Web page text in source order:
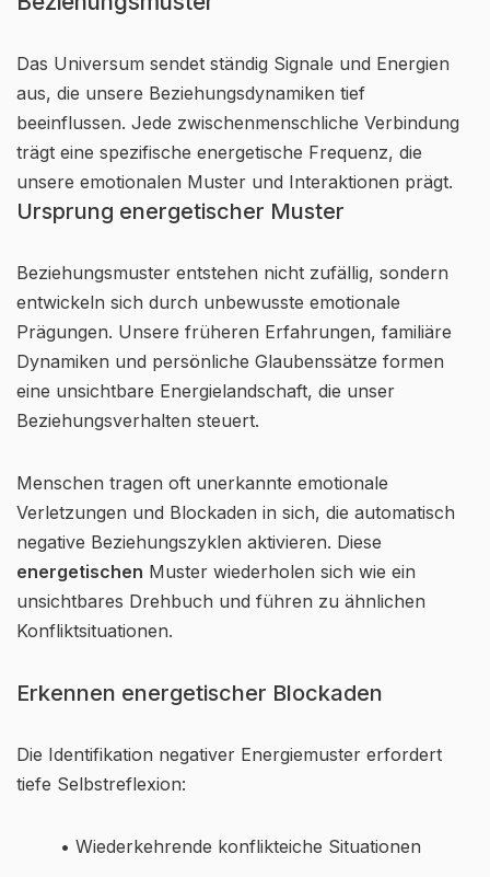
Das Universum sendet ständig Signale und Energien
aus, die unsere Beziehungsdynamiken tief
beeinflussen. Jede zwischenmenschliche Verbindung
trägt eine spezifische energetische Frequenz, die
unsere emotionalen Muster und Interaktionen prägt.
Ursprung energetischer Muster
Beziehungsmuster entstehen nicht zufällig, sondern
entwickeln sich durch unbewusste emotionale
Prägungen. Unsere früheren Erfahrungen, familiäre
Dynamiken und persönliche Glaubenssätze formen
eine unsichtbare Energielandschaft, die unser
Beziehungsverhalten steuert.
Menschen tragen oft unerkannte emotionale
Verletzungen und Blockaden in sich, die automatisch
negative Beziehungszyklen aktivieren. Diese
energetischen Muster wiederholen sich wie ein
unsichtbares Drehbuch und führen zu ähnlichen
Konfliktsituationen.
Erkennen energetischer Blockaden
Die Identifikation negativer Energiemuster erfordert
tiefe Selbstreflexion:
• Wiederkehrende konflikteiche Situationen